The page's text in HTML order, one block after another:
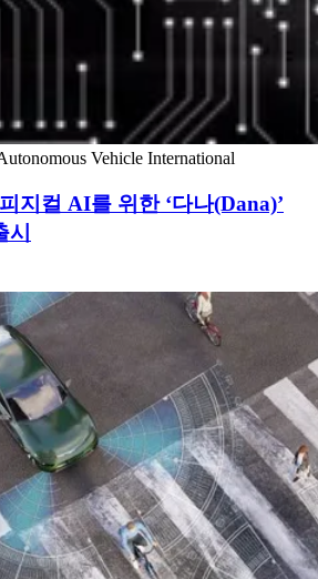
Vehicle International
지컬 AI를 위한 ‘다나(Dana)’